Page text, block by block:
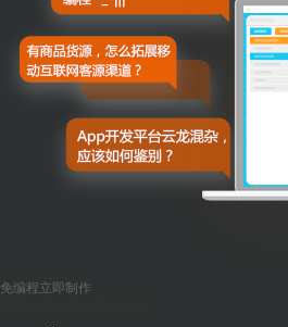
免编程立即制作